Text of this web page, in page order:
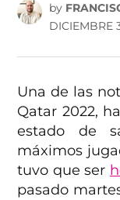
by
DICIEMBRE
Una de las
Qatar 2022,
estado de
máximos
tuvo que ser
pasado